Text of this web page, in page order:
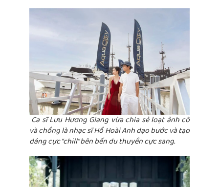
Ca sĩ Lưu Hương Giang vừa chia sẻ loạt ảnh cô
và chồng là nhạc sĩ Hồ Hoài Anh dạo bước và tạo
dáng cực “chill” bên bến du thuyền cực sang.